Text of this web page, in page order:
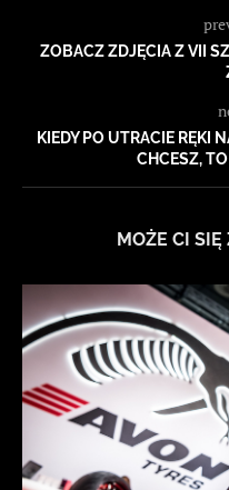
ZOBACZ ZDJĘCIA Z VII
KIEDY PO UTRACIE RĘKI
CHCESZ,
MOŻE CI